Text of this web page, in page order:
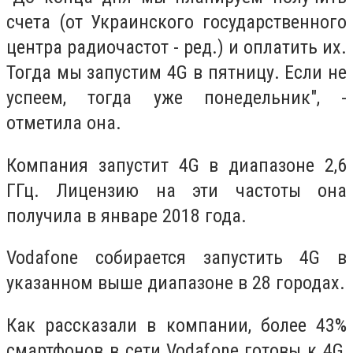
счета (от Украинского государственного
центра радиочастот - ред.) и оплатить их.
Тогда мы запустим 4G в пятницу. Если не
успеем, тогда уже понедельник", -
отметила она.
Компания запустит 4G в диапазоне 2,6
ГГц. Лицензию на эти частоты она
получила в январе 2018 года.
Vodafone собирается запустить 4G в
указанном выше диапазоне в 28 городах.
Как рассказали в компании, более 43%